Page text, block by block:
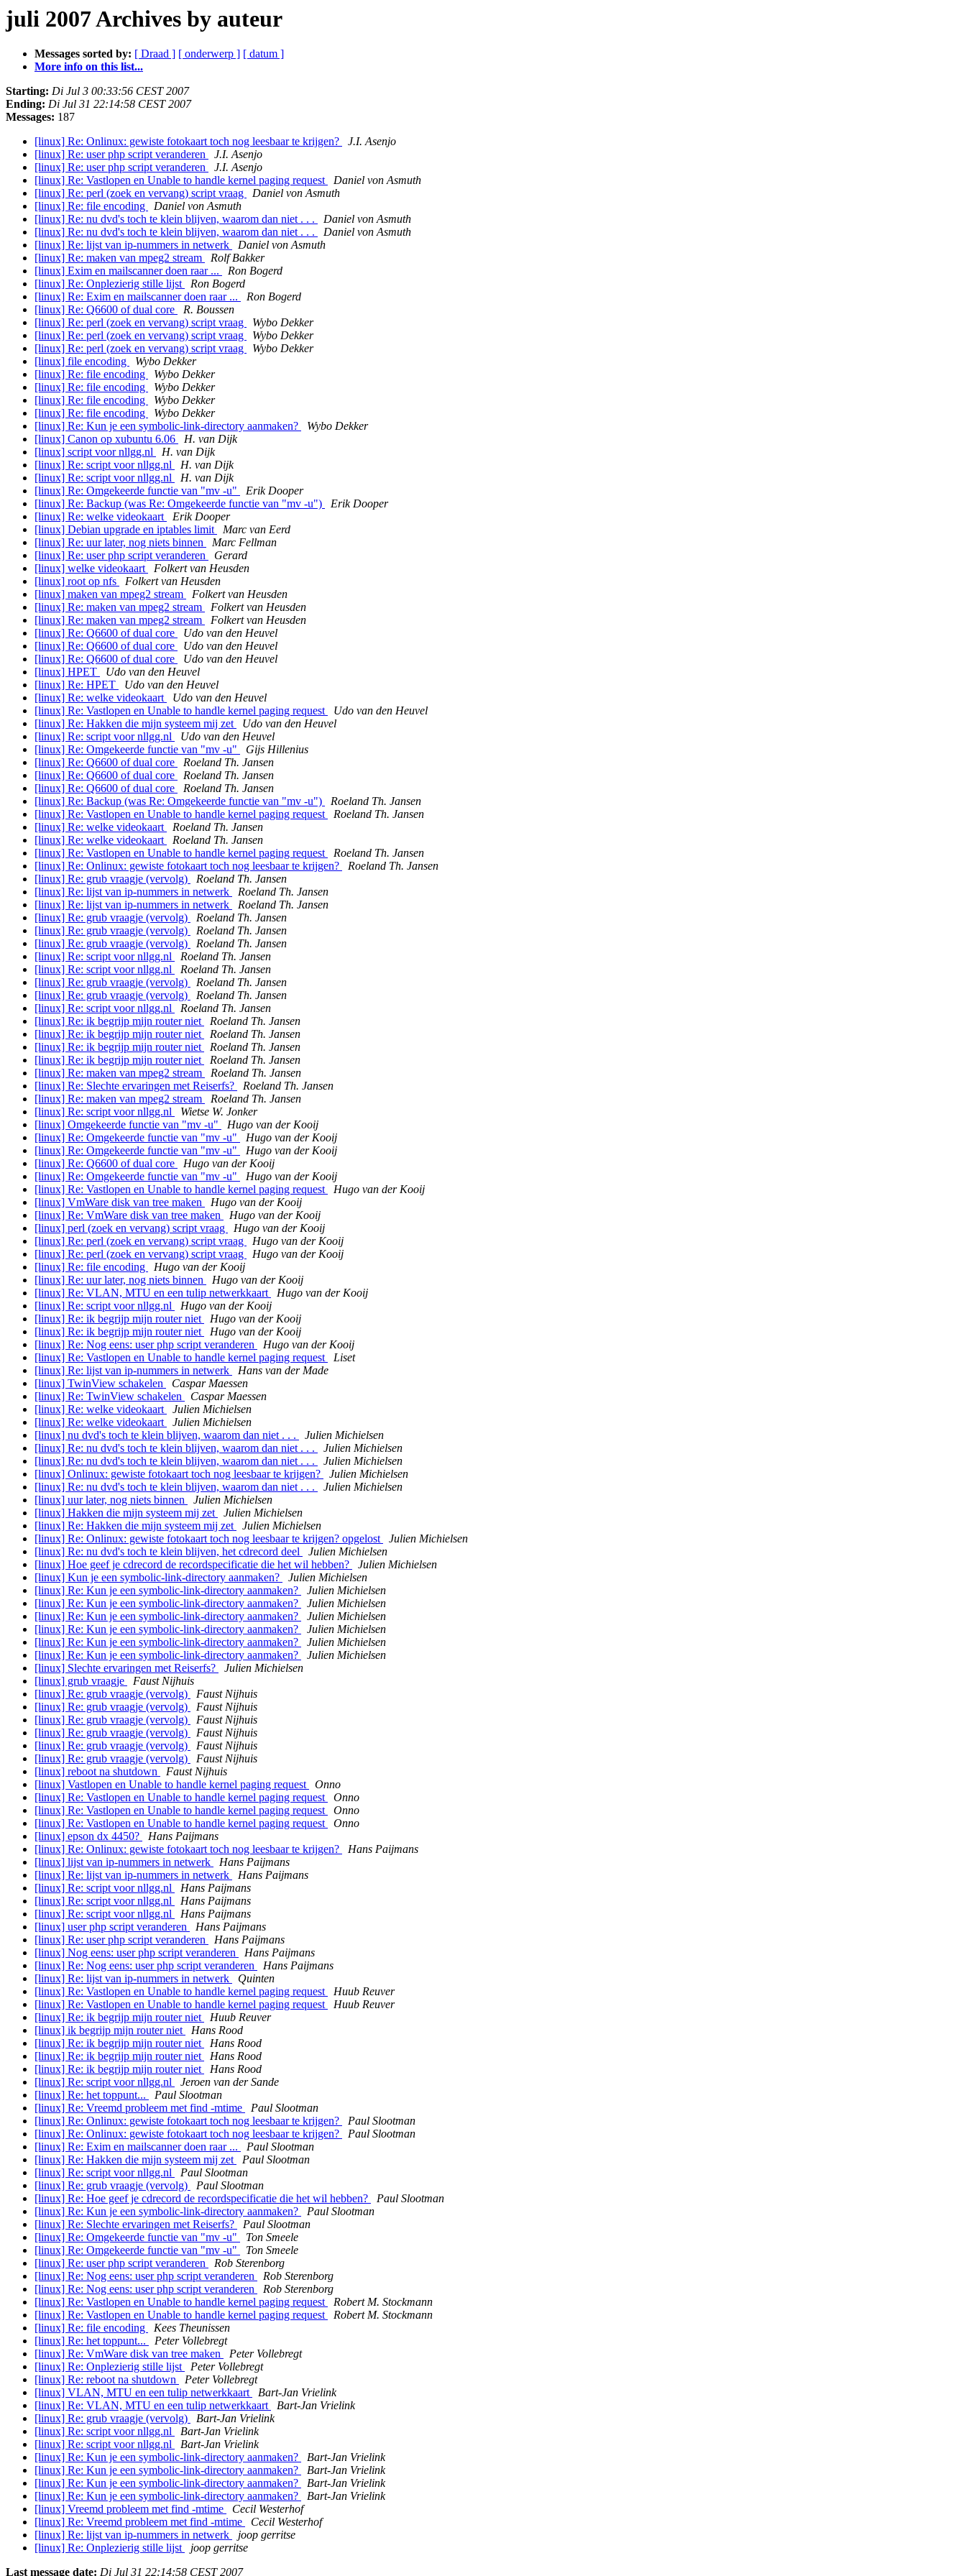
juli 2007 Archives by auteur
Messages sorted by: [ Draad ] [ onderwerp ] [ datum ]
More info on this list...
Starting: Di Jul 3 00:33:56 CEST 2007
Ending: Di Jul 31 22:14:58 CEST 2007
Messages: 187
[linux] Re: Onlinux: gewiste fotokaart toch nog leesbaar te krijgen?
J.I. Asenjo
[linux] Re: user php script veranderen
J.I. Asenjo
[linux] Re: user php script veranderen
J.I. Asenjo
[linux] Re: Vastlopen en Unable to handle kernel paging request
Daniel von Asmuth
[linux] Re: perl (zoek en vervang) script vraag
Daniel von Asmuth
[linux] Re: file encoding
Daniel von Asmuth
[linux] Re: nu dvd's toch te klein blijven, waarom dan niet . . .
Daniel von Asmuth
[linux] Re: nu dvd's toch te klein blijven, waarom dan niet . . .
Daniel von Asmuth
[linux] Re: lijst van ip-nummers in netwerk
Daniel von Asmuth
[linux] Re: maken van mpeg2 stream
Rolf Bakker
[linux] Exim en mailscanner doen raar ...
Ron Bogerd
[linux] Re: Onplezierig stille lijst
Ron Bogerd
[linux] Re: Exim en mailscanner doen raar ...
Ron Bogerd
[linux] Re: Q6600 of dual core
R. Boussen
[linux] Re: perl (zoek en vervang) script vraag
Wybo Dekker
[linux] Re: perl (zoek en vervang) script vraag
Wybo Dekker
[linux] Re: perl (zoek en vervang) script vraag
Wybo Dekker
[linux] file encoding
Wybo Dekker
[linux] Re: file encoding
Wybo Dekker
[linux] Re: file encoding
Wybo Dekker
[linux] Re: file encoding
Wybo Dekker
[linux] Re: file encoding
Wybo Dekker
[linux] Re: Kun je een symbolic-link-directory aanmaken?
Wybo Dekker
[linux] Canon op xubuntu 6.06
H. van Dijk
[linux] script voor nllgg.nl
H. van Dijk
[linux] Re: script voor nllgg.nl
H. van Dijk
[linux] Re: script voor nllgg.nl
H. van Dijk
[linux] Re: Omgekeerde functie van "mv -u"
Erik Dooper
[linux] Re: Backup (was Re: Omgekeerde functie van "mv -u")
Erik Dooper
[linux] Re: welke videokaart
Erik Dooper
[linux] Debian upgrade en iptables limit
Marc van Eerd
[linux] Re: uur later, nog niets binnen
Marc Fellman
[linux] Re: user php script veranderen
Gerard
[linux] welke videokaart
Folkert van Heusden
[linux] root op nfs
Folkert van Heusden
[linux] maken van mpeg2 stream
Folkert van Heusden
[linux] Re: maken van mpeg2 stream
Folkert van Heusden
[linux] Re: maken van mpeg2 stream
Folkert van Heusden
[linux] Re: Q6600 of dual core
Udo van den Heuvel
[linux] Re: Q6600 of dual core
Udo van den Heuvel
[linux] Re: Q6600 of dual core
Udo van den Heuvel
[linux] HPET
Udo van den Heuvel
[linux] Re: HPET
Udo van den Heuvel
[linux] Re: welke videokaart
Udo van den Heuvel
[linux] Re: Vastlopen en Unable to handle kernel paging request
Udo van den Heuvel
[linux] Re: Hakken die mijn systeem mij zet
Udo van den Heuvel
[linux] Re: script voor nllgg.nl
Udo van den Heuvel
[linux] Re: Omgekeerde functie van "mv -u"
Gijs Hillenius
[linux] Re: Q6600 of dual core
Roeland Th. Jansen
[linux] Re: Q6600 of dual core
Roeland Th. Jansen
[linux] Re: Q6600 of dual core
Roeland Th. Jansen
[linux] Re: Backup (was Re: Omgekeerde functie van "mv -u")
Roeland Th. Jansen
[linux] Re: Vastlopen en Unable to handle kernel paging request
Roeland Th. Jansen
[linux] Re: welke videokaart
Roeland Th. Jansen
[linux] Re: welke videokaart
Roeland Th. Jansen
[linux] Re: Vastlopen en Unable to handle kernel paging request
Roeland Th. Jansen
[linux] Re: Onlinux: gewiste fotokaart toch nog leesbaar te krijgen?
Roeland Th. Jansen
[linux] Re: grub vraagje (vervolg)
Roeland Th. Jansen
[linux] Re: lijst van ip-nummers in netwerk
Roeland Th. Jansen
[linux] Re: lijst van ip-nummers in netwerk
Roeland Th. Jansen
[linux] Re: grub vraagje (vervolg)
Roeland Th. Jansen
[linux] Re: grub vraagje (vervolg)
Roeland Th. Jansen
[linux] Re: grub vraagje (vervolg)
Roeland Th. Jansen
[linux] Re: script voor nllgg.nl
Roeland Th. Jansen
[linux] Re: script voor nllgg.nl
Roeland Th. Jansen
[linux] Re: grub vraagje (vervolg)
Roeland Th. Jansen
[linux] Re: grub vraagje (vervolg)
Roeland Th. Jansen
[linux] Re: script voor nllgg.nl
Roeland Th. Jansen
[linux] Re: ik begrijp mijn router niet
Roeland Th. Jansen
[linux] Re: ik begrijp mijn router niet
Roeland Th. Jansen
[linux] Re: ik begrijp mijn router niet
Roeland Th. Jansen
[linux] Re: ik begrijp mijn router niet
Roeland Th. Jansen
[linux] Re: maken van mpeg2 stream
Roeland Th. Jansen
[linux] Re: Slechte ervaringen met Reiserfs?
Roeland Th. Jansen
[linux] Re: maken van mpeg2 stream
Roeland Th. Jansen
[linux] Re: script voor nllgg.nl
Wietse W. Jonker
[linux] Omgekeerde functie van "mv -u"
Hugo van der Kooij
[linux] Re: Omgekeerde functie van "mv -u"
Hugo van der Kooij
[linux] Re: Omgekeerde functie van "mv -u"
Hugo van der Kooij
[linux] Re: Q6600 of dual core
Hugo van der Kooij
[linux] Re: Omgekeerde functie van "mv -u"
Hugo van der Kooij
[linux] Re: Vastlopen en Unable to handle kernel paging request
Hugo van der Kooij
[linux] VmWare disk van tree maken
Hugo van der Kooij
[linux] Re: VmWare disk van tree maken
Hugo van der Kooij
[linux] perl (zoek en vervang) script vraag
Hugo van der Kooij
[linux] Re: perl (zoek en vervang) script vraag
Hugo van der Kooij
[linux] Re: perl (zoek en vervang) script vraag
Hugo van der Kooij
[linux] Re: file encoding
Hugo van der Kooij
[linux] Re: uur later, nog niets binnen
Hugo van der Kooij
[linux] Re: VLAN, MTU en een tulip netwerkkaart
Hugo van der Kooij
[linux] Re: script voor nllgg.nl
Hugo van der Kooij
[linux] Re: ik begrijp mijn router niet
Hugo van der Kooij
[linux] Re: ik begrijp mijn router niet
Hugo van der Kooij
[linux] Re: Nog eens: user php script veranderen
Hugo van der Kooij
[linux] Re: Vastlopen en Unable to handle kernel paging request
Liset
[linux] Re: lijst van ip-nummers in netwerk
Hans van der Made
[linux] TwinView schakelen
Caspar Maessen
[linux] Re: TwinView schakelen
Caspar Maessen
[linux] Re: welke videokaart
Julien Michielsen
[linux] Re: welke videokaart
Julien Michielsen
[linux] nu dvd's toch te klein blijven, waarom dan niet . . .
Julien Michielsen
[linux] Re: nu dvd's toch te klein blijven, waarom dan niet . . .
Julien Michielsen
[linux] Re: nu dvd's toch te klein blijven, waarom dan niet . . .
Julien Michielsen
[linux] Onlinux: gewiste fotokaart toch nog leesbaar te krijgen?
Julien Michielsen
[linux] Re: nu dvd's toch te klein blijven, waarom dan niet . . .
Julien Michielsen
[linux] uur later, nog niets binnen
Julien Michielsen
[linux] Hakken die mijn systeem mij zet
Julien Michielsen
[linux] Re: Hakken die mijn systeem mij zet
Julien Michielsen
[linux] Re: Onlinux: gewiste fotokaart toch nog leesbaar te krijgen? opgelost
Julien Michielsen
[linux] Re: nu dvd's toch te klein blijven, het cdrecord deel
Julien Michielsen
[linux] Hoe geef je cdrecord de recordspecificatie die het wil hebben?
Julien Michielsen
[linux] Kun je een symbolic-link-directory aanmaken?
Julien Michielsen
[linux] Re: Kun je een symbolic-link-directory aanmaken?
Julien Michielsen
[linux] Re: Kun je een symbolic-link-directory aanmaken?
Julien Michielsen
[linux] Re: Kun je een symbolic-link-directory aanmaken?
Julien Michielsen
[linux] Re: Kun je een symbolic-link-directory aanmaken?
Julien Michielsen
[linux] Re: Kun je een symbolic-link-directory aanmaken?
Julien Michielsen
[linux] Re: Kun je een symbolic-link-directory aanmaken?
Julien Michielsen
[linux] Slechte ervaringen met Reiserfs?
Julien Michielsen
[linux] grub vraagje
Faust Nijhuis
[linux] Re: grub vraagje (vervolg)
Faust Nijhuis
[linux] Re: grub vraagje (vervolg)
Faust Nijhuis
[linux] Re: grub vraagje (vervolg)
Faust Nijhuis
[linux] Re: grub vraagje (vervolg)
Faust Nijhuis
[linux] Re: grub vraagje (vervolg)
Faust Nijhuis
[linux] Re: grub vraagje (vervolg)
Faust Nijhuis
[linux] reboot na shutdown
Faust Nijhuis
[linux] Vastlopen en Unable to handle kernel paging request
Onno
[linux] Re: Vastlopen en Unable to handle kernel paging request
Onno
[linux] Re: Vastlopen en Unable to handle kernel paging request
Onno
[linux] Re: Vastlopen en Unable to handle kernel paging request
Onno
[linux] epson dx 4450?
Hans Paijmans
[linux] Re: Onlinux: gewiste fotokaart toch nog leesbaar te krijgen?
Hans Paijmans
[linux] lijst van ip-nummers in netwerk
Hans Paijmans
[linux] Re: lijst van ip-nummers in netwerk
Hans Paijmans
[linux] Re: script voor nllgg.nl
Hans Paijmans
[linux] Re: script voor nllgg.nl
Hans Paijmans
[linux] Re: script voor nllgg.nl
Hans Paijmans
[linux] user php script veranderen
Hans Paijmans
[linux] Re: user php script veranderen
Hans Paijmans
[linux] Nog eens: user php script veranderen
Hans Paijmans
[linux] Re: Nog eens: user php script veranderen
Hans Paijmans
[linux] Re: lijst van ip-nummers in netwerk
Quinten
[linux] Re: Vastlopen en Unable to handle kernel paging request
Huub Reuver
[linux] Re: Vastlopen en Unable to handle kernel paging request
Huub Reuver
[linux] Re: ik begrijp mijn router niet
Huub Reuver
[linux] ik begrijp mijn router niet
Hans Rood
[linux] Re: ik begrijp mijn router niet
Hans Rood
[linux] Re: ik begrijp mijn router niet
Hans Rood
[linux] Re: ik begrijp mijn router niet
Hans Rood
[linux] Re: script voor nllgg.nl
Jeroen van der Sande
[linux] Re: het toppunt...
Paul Slootman
[linux] Re: Vreemd probleem met find -mtime
Paul Slootman
[linux] Re: Onlinux: gewiste fotokaart toch nog leesbaar te krijgen?
Paul Slootman
[linux] Re: Onlinux: gewiste fotokaart toch nog leesbaar te krijgen?
Paul Slootman
[linux] Re: Exim en mailscanner doen raar ...
Paul Slootman
[linux] Re: Hakken die mijn systeem mij zet
Paul Slootman
[linux] Re: script voor nllgg.nl
Paul Slootman
[linux] Re: grub vraagje (vervolg)
Paul Slootman
[linux] Re: Hoe geef je cdrecord de recordspecificatie die het wil hebben?
Paul Slootman
[linux] Re: Kun je een symbolic-link-directory aanmaken?
Paul Slootman
[linux] Re: Slechte ervaringen met Reiserfs?
Paul Slootman
[linux] Re: Omgekeerde functie van "mv -u"
Ton Smeele
[linux] Re: Omgekeerde functie van "mv -u"
Ton Smeele
[linux] Re: user php script veranderen
Rob Sterenborg
[linux] Re: Nog eens: user php script veranderen
Rob Sterenborg
[linux] Re: Nog eens: user php script veranderen
Rob Sterenborg
[linux] Re: Vastlopen en Unable to handle kernel paging request
Robert M. Stockmann
[linux] Re: Vastlopen en Unable to handle kernel paging request
Robert M. Stockmann
[linux] Re: file encoding
Kees Theunissen
[linux] Re: het toppunt...
Peter Vollebregt
[linux] Re: VmWare disk van tree maken
Peter Vollebregt
[linux] Re: Onplezierig stille lijst
Peter Vollebregt
[linux] Re: reboot na shutdown
Peter Vollebregt
[linux] VLAN, MTU en een tulip netwerkkaart
Bart-Jan Vrielink
[linux] Re: VLAN, MTU en een tulip netwerkkaart
Bart-Jan Vrielink
[linux] Re: grub vraagje (vervolg)
Bart-Jan Vrielink
[linux] Re: script voor nllgg.nl
Bart-Jan Vrielink
[linux] Re: script voor nllgg.nl
Bart-Jan Vrielink
[linux] Re: Kun je een symbolic-link-directory aanmaken?
Bart-Jan Vrielink
[linux] Re: Kun je een symbolic-link-directory aanmaken?
Bart-Jan Vrielink
[linux] Re: Kun je een symbolic-link-directory aanmaken?
Bart-Jan Vrielink
[linux] Re: Kun je een symbolic-link-directory aanmaken?
Bart-Jan Vrielink
[linux] Vreemd probleem met find -mtime
Cecil Westerhof
[linux] Re: Vreemd probleem met find -mtime
Cecil Westerhof
[linux] Re: lijst van ip-nummers in netwerk
joop gerritse
[linux] Re: Onplezierig stille lijst
joop gerritse
Last message date: Di Jul 31 22:14:58 CEST 2007